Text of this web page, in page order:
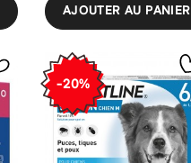
AJOUTER AU PANIER
-20%